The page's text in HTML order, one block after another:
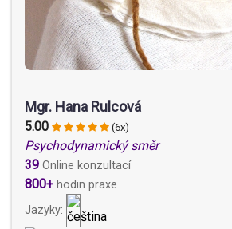
Mgr. Hana Rulcová
5.00 (6x)
Psychodynamický směr
39 Online konzultací
800+ hodin praxe
Jazyky: